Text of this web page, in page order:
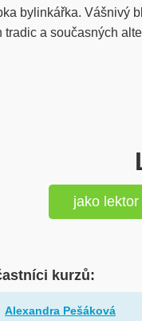
bylinkářka. Vášnivý
tradic a současných
jako lektor
kurzů:
Alexandra Pešáková